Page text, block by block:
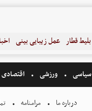
بلیط قطار عمل زیبایی بینی
سیاسی ورزشی اقتصادی
درباره ما مرامنامه